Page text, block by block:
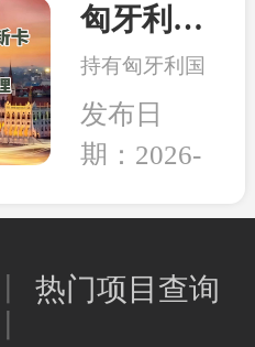
和未来多一层
保障，移民身
是一种工具，
能为我所用，
工具。
联邦法院，起
强推的“金
卡”计划。当
前建议先行观
望，等待政策
观点是，在移
匈牙利永居卡到期续签服务：全程国内办理，直接换发10年新卡
持有匈牙利国
债永居卡的家
人们有福啦！
永居卡到期换
续，可以继续
理，不用登陆
发布日
期：2026-
热门项目查询